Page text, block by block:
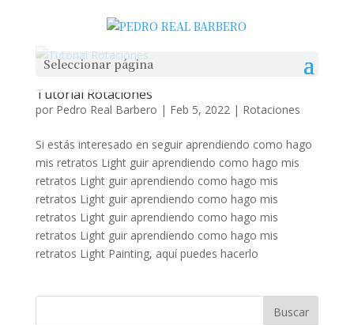
Seleccionar página
Tutorial Rotaciones
por Pedro Real Barbero | Feb 5, 2022| Rotaciones
Si estás interesado en seguir aprendiendo como hago
mis retratos Light guir aprendiendo como hago mis
retratos Light guir aprendiendo como hago mis
retratos Light guir aprendiendo como hago mis
retratos Light guir aprendiendo como hago mis
retratos Light guir aprendiendo como hago mis
retratos Light Painting, aquí puedes hacerlo